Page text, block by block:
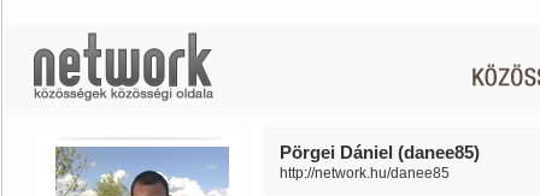
Pörgei Dániel (danee85)
http://network.hu/danee85